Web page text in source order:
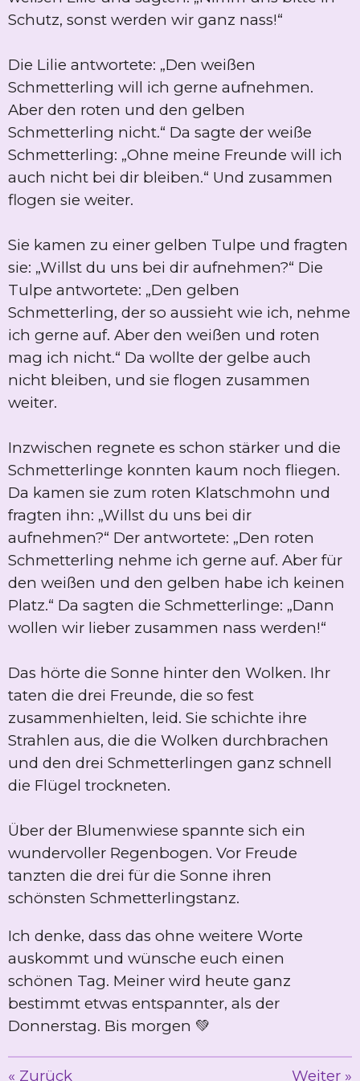
Schutz, sonst werden wir ganz nass!“
Die Lilie antwortete: „Den weißen
Schmetterling will ich gerne aufnehmen.
Aber den roten und den gelben
Schmetterling nicht.“ Da sagte der weiße
Schmetterling: „Ohne meine Freunde will ich
auch nicht bei dir bleiben.“ Und zusammen
flogen sie weiter.
Sie kamen zu einer gelben Tulpe und fragten
sie: „Willst du uns bei dir aufnehmen?“ Die
Tulpe antwortete: „Den gelben
Schmetterling, der so aussieht wie ich, nehme
ich gerne auf. Aber den weißen und roten
mag ich nicht.“ Da wollte der gelbe auch
nicht bleiben, und sie flogen zusammen
weiter.
Inzwischen regnete es schon stärker und die
Schmetterlinge konnten kaum noch fliegen.
Da kamen sie zum roten Klatschmohn und
fragten ihn: „Willst du uns bei dir
aufnehmen?“ Der antwortete: „Den roten
Schmetterling nehme ich gerne auf. Aber für
den weißen und den gelben habe ich keinen
Platz.“ Da sagten die Schmetterlinge: „Dann
wollen wir lieber zusammen nass werden!“
Das hörte die Sonne hinter den Wolken. Ihr
taten die drei Freunde, die so fest
zusammenhielten, leid. Sie schichte ihre
Strahlen aus, die die Wolken durchbrachen
und den drei Schmetterlingen ganz schnell
die Flügel trockneten.
Über der Blumenwiese spannte sich ein
wundervoller Regenbogen. Vor Freude
tanzten die drei für die Sonne ihren
schönsten Schmetterlingstanz.
Ich denke, dass das ohne weitere Worte
auskommt und wünsche euch einen
schönen Tag. Meiner wird heute ganz
bestimmt etwas entspannter, als der
Donnerstag. Bis morgen 💚
« Zurück Weiter »